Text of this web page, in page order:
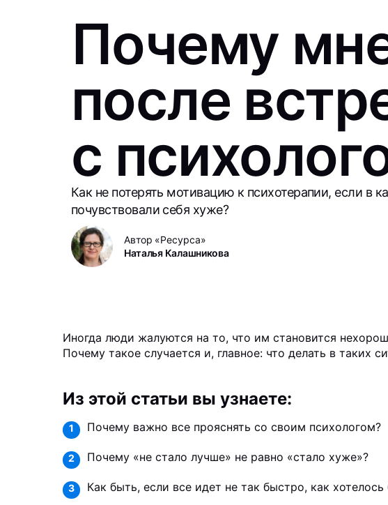
Почему
после
с
Как не потерять мотивацию к психотерапии, если в
почувствовали себя хуже?
Автор «Ресурса»
Наталья Калашникова
Иногда люди жалуются на то, что им становится
Почему такое случается и, главное: что делать в таких
Из этой статьи вы узнаете:
1 Почему важно все прояснять со своим психологом?
2 Почему «не стало лучше» не равно «стало хуже»?
3 Как быть, если все идет не так быстро, как хотелось